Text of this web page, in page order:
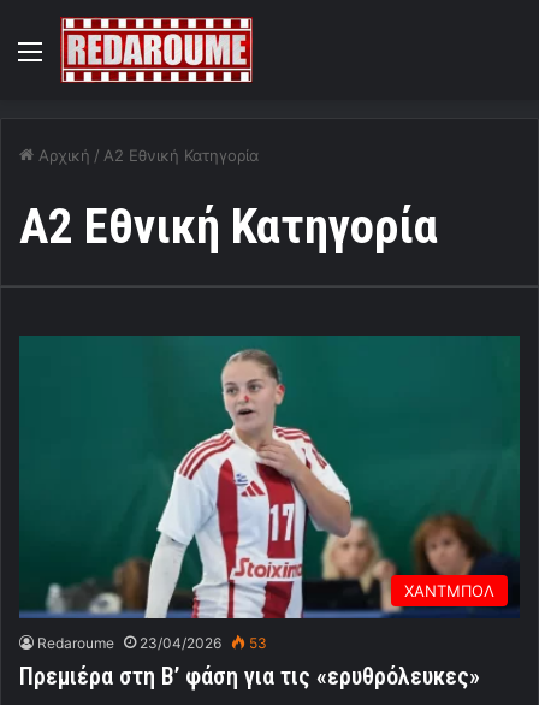
Menu
Αρχική / Α2 Εθνική Κατηγορία
Α2 Εθνική Κατηγορία
ΧΑΝΤΜΠΟΛ
Redaroume 23/04/2026 53
Πρεμιέρα στη Β’ φάση για τις «ερυθρόλευκες»